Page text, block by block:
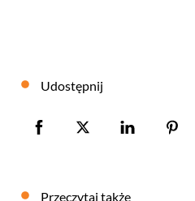
Udostępnij
Przeczytaj także